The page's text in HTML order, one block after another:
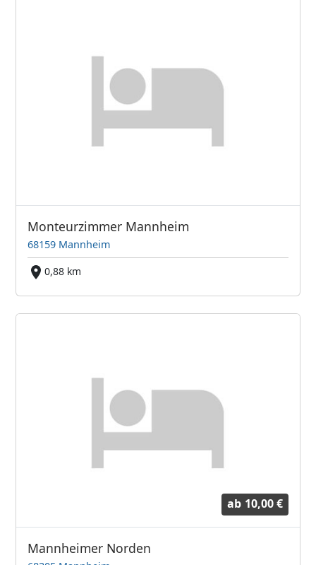
Monteurzimmer Mannheim
68159 Mannheim
0,88 km
ab 10,00 €
Mannheimer Norden